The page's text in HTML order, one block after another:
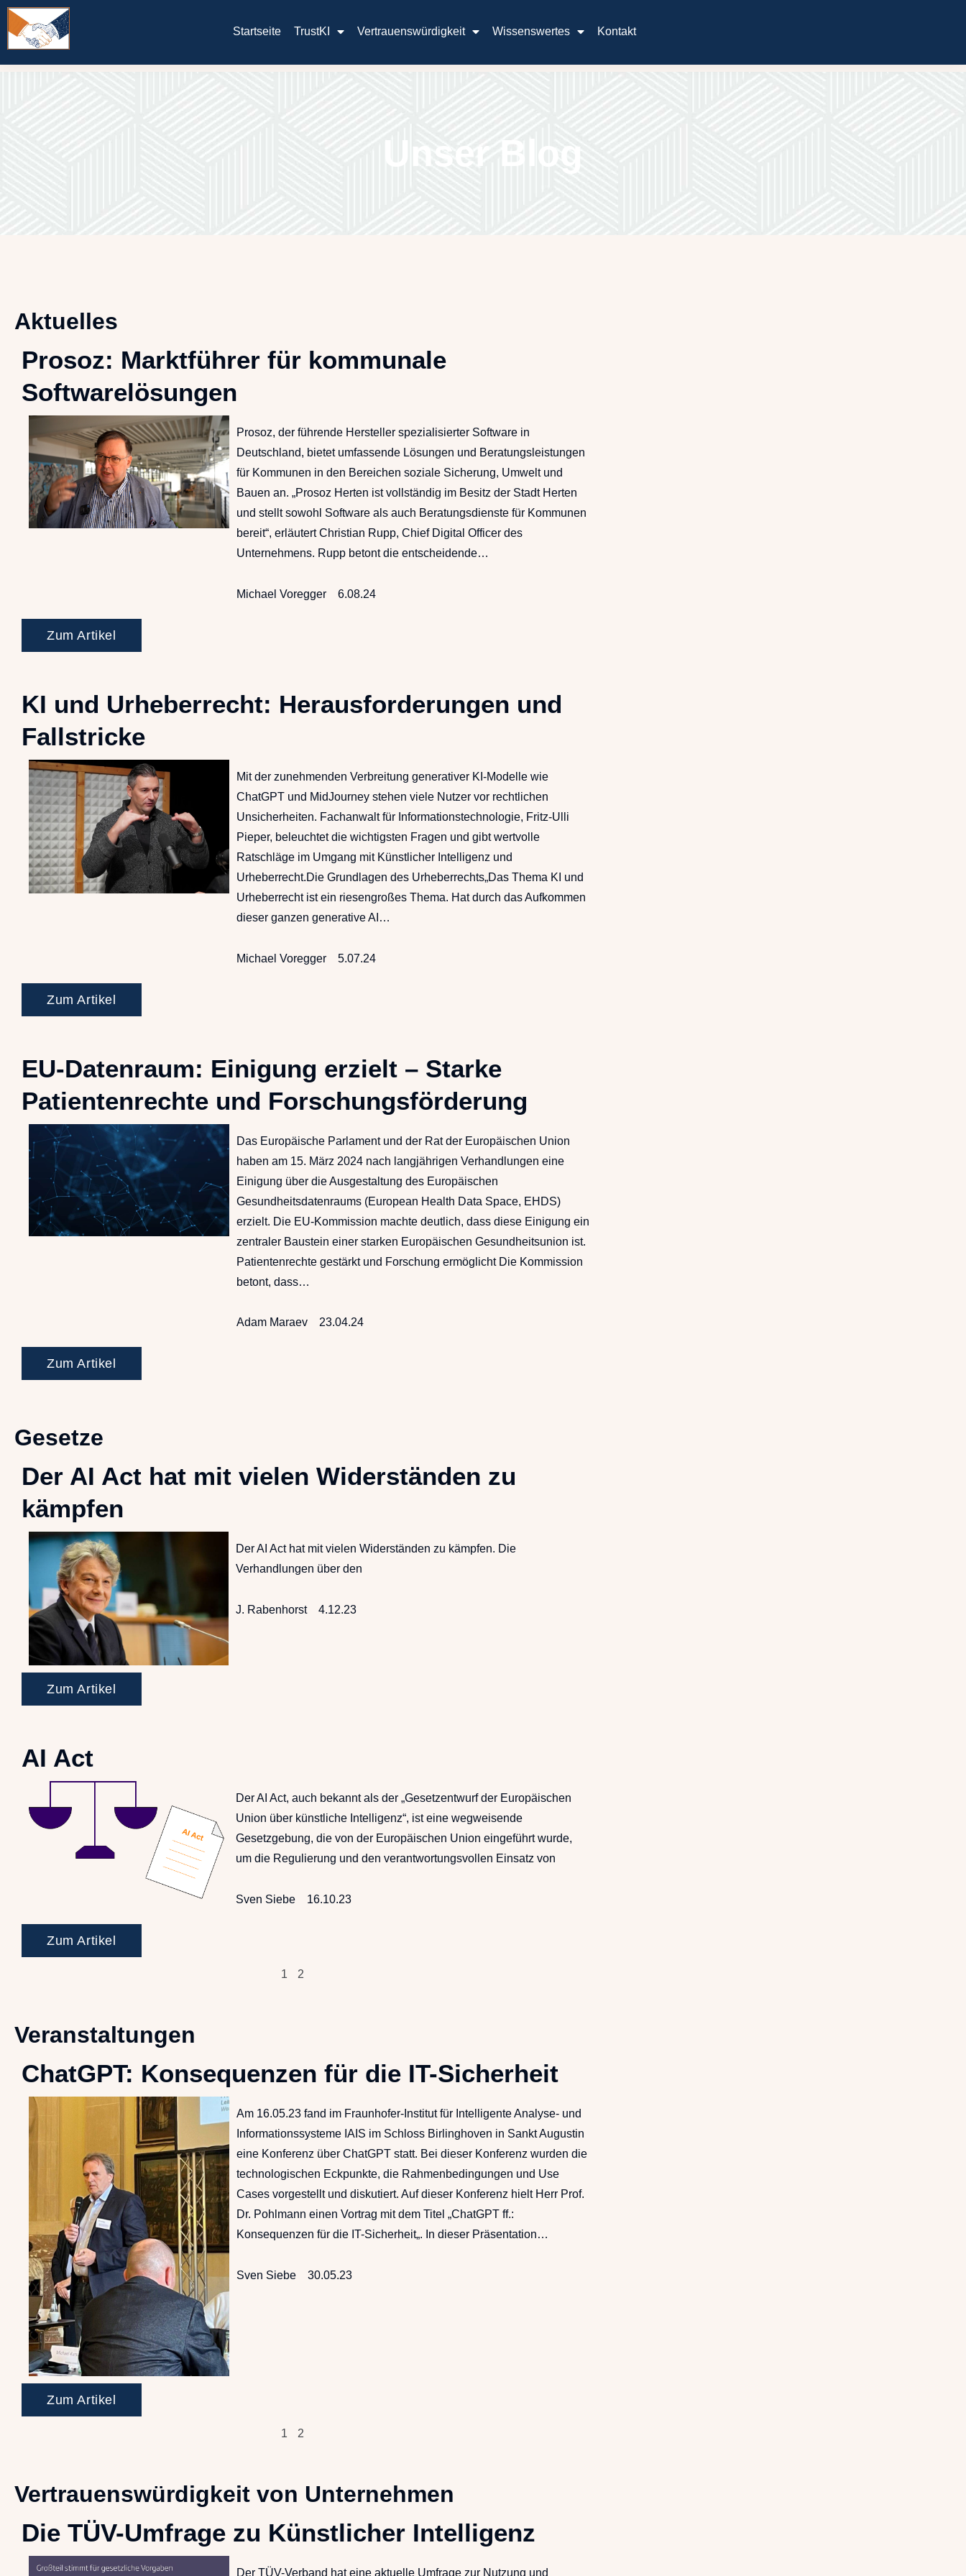
Startseite TrustKI Vertrauenswürdigkeit Wissenswertes Kontakt
Unser Blog
Aktuelles
Prosoz: Marktführer für kommunale
Softwarelösungen
Prosoz, der führende Hersteller spezialisierter Software in
Deutschland, bietet umfassende Lösungen und Beratungsleistungen
für Kommunen in den Bereichen soziale Sicherung, Umwelt und
Bauen an. „Prosoz Herten ist vollständig im Besitz der Stadt Herten
und stellt sowohl Software als auch Beratungsdienste für Kommunen
bereit“, erläutert Christian Rupp, Chief Digital Officer des
Unternehmens. Rupp betont die entscheidende…
Michael Voregger 6.08.24
Zum Artikel
KI und Urheberrecht: Herausforderungen und
Fallstricke
Mit der zunehmenden Verbreitung generativer KI-Modelle wie
ChatGPT und MidJourney stehen viele Nutzer vor rechtlichen
Unsicherheiten. Fachanwalt für Informationstechnologie, Fritz-Ulli
Pieper, beleuchtet die wichtigsten Fragen und gibt wertvolle
Ratschläge im Umgang mit Künstlicher Intelligenz und
Urheberrecht.Die Grundlagen des Urheberrechts„Das Thema KI und
Urheberrecht ist ein riesengroßes Thema. Hat durch das Aufkommen
dieser ganzen generative AI…
Michael Voregger 5.07.24
Zum Artikel
EU-Datenraum: Einigung erzielt – Starke
Patientenrechte und Forschungsförderung
Das Europäische Parlament und der Rat der Europäischen Union
haben am 15. März 2024 nach langjährigen Verhandlungen eine
Einigung über die Ausgestaltung des Europäischen
Gesundheitsdatenraums (European Health Data Space, EHDS)
erzielt. Die EU-Kommission machte deutlich, dass diese Einigung ein
zentraler Baustein einer starken Europäischen Gesundheitsunion ist.
Patientenrechte gestärkt und Forschung ermöglicht Die Kommission
betont, dass…
Adam Maraev 23.04.24
Zum Artikel
Gesetze
Der AI Act hat mit vielen Widerständen zu
kämpfen
Der AI Act hat mit vielen Widerständen zu kämpfen. Die
Verhandlungen über den
J. Rabenhorst 4.12.23
Zum Artikel
AI Act
Der AI Act, auch bekannt als der „Gesetzentwurf der Europäischen
Union über künstliche Intelligenz“, ist eine wegweisende
Gesetzgebung, die von der Europäischen Union eingeführt wurde,
um die Regulierung und den verantwortungsvollen Einsatz von
Sven Siebe 16.10.23
Zum Artikel
1 2
Veranstaltungen
ChatGPT: Konsequenzen für die IT-Sicherheit
Am 16.05.23 fand im Fraunhofer-Institut für Intelligente Analyse- und
Informationssysteme IAIS im Schloss Birlinghoven in Sankt Augustin
eine Konferenz über ChatGPT statt. Bei dieser Konferenz wurden die
technologischen Eckpunkte, die Rahmenbedingungen und Use
Cases vorgestellt und diskutiert. Auf dieser Konferenz hielt Herr Prof.
Dr. Pohlmann einen Vortrag mit dem Titel „ChatGPT ff.:
Konsequenzen für die IT-Sicherheit„. In dieser Präsentation…
Sven Siebe 30.05.23
Zum Artikel
1 2
Vertrauenswürdigkeit von Unternehmen
Die TÜV-Umfrage zu Künstlicher Intelligenz
Der TÜV-Verband hat eine aktuelle Umfrage zur Nutzung und